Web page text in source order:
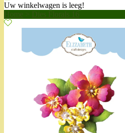
Uw winkelwagen is leeg!
Home
Dies Florals 16